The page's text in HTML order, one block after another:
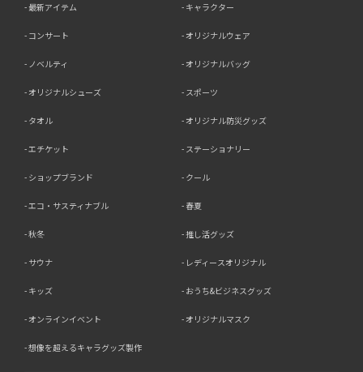
最新アイテム キャラクター
コンサート オリジナルウェア
ノベルティ オリジナルバッグ
オリジナルシューズ スポーツ
タオル オリジナル防災グッズ
エチケット ステーショナリー
ショップブランド クール
エコ・サスティナブル 春夏
秋冬 推し活グッズ
サウナ レディースオリジナル
キッズ おうち&ビジネスグッズ
オンラインイベント オリジナルマスク
想像を超えるキャラグッズ製作